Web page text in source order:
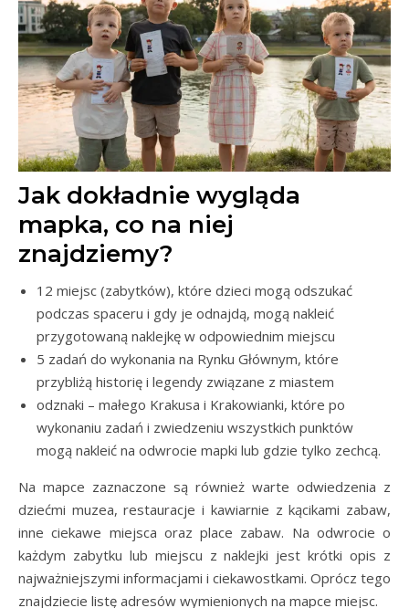
Jak dokładnie wygląda
mapka, co na niej
znajdziemy?
12 miejsc (zabytków), które dzieci mogą odszukać
podczas spaceru i gdy je odnajdą, mogą nakleić
przygotowaną naklejkę w odpowiednim miejscu
5 zadań do wykonania na Rynku Głównym, które
przybliżą historię i legendy związane z miastem
odznaki – małego Krakusa i Krakowianki, które po
wykonaniu zadań i zwiedzeniu wszystkich punktów
mogą nakleić na odwrocie mapki lub gdzie tylko zechcą.
Na mapce zaznaczone są również warte odwiedzenia z
dziećmi muzea, restauracje i kawiarnie z kącikami zabaw,
inne ciekawe miejsca oraz place zabaw. Na odwrocie o
każdym zabytku lub miejscu z naklejki jest krótki opis z
najważniejszymi informacjami i ciekawostkami. Oprócz tego
znajdziecie listę adresów wymienionych na mapce miejsc.